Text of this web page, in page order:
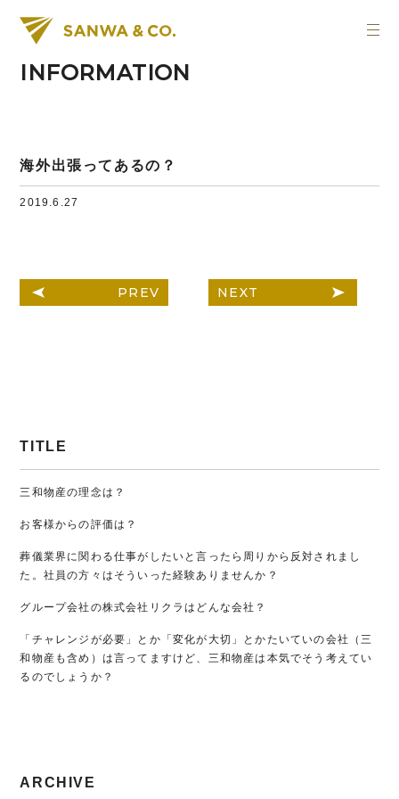
INFORMATION
海外出張ってあるの？
2019.6.27
PREV NEXT
TITLE
三和物産の理念は？
お客様からの評価は？
葬儀業界に関わる仕事がしたいと言ったら周りから反対されまし
た。社員の方々はそういった経験ありませんか？
グループ会社の株式会社リクラはどんな会社？
「チャレンジが必要」とか「変化が大切」とかたいていの会社（三
和物産も含め）は言ってますけど、三和物産は本気でそう考えてい
るのでしょうか？
ARCHIVE